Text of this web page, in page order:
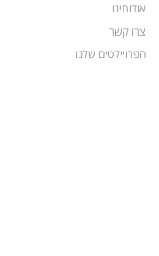
אודותינו
צרו קשר
הפרוייקטים שלנו